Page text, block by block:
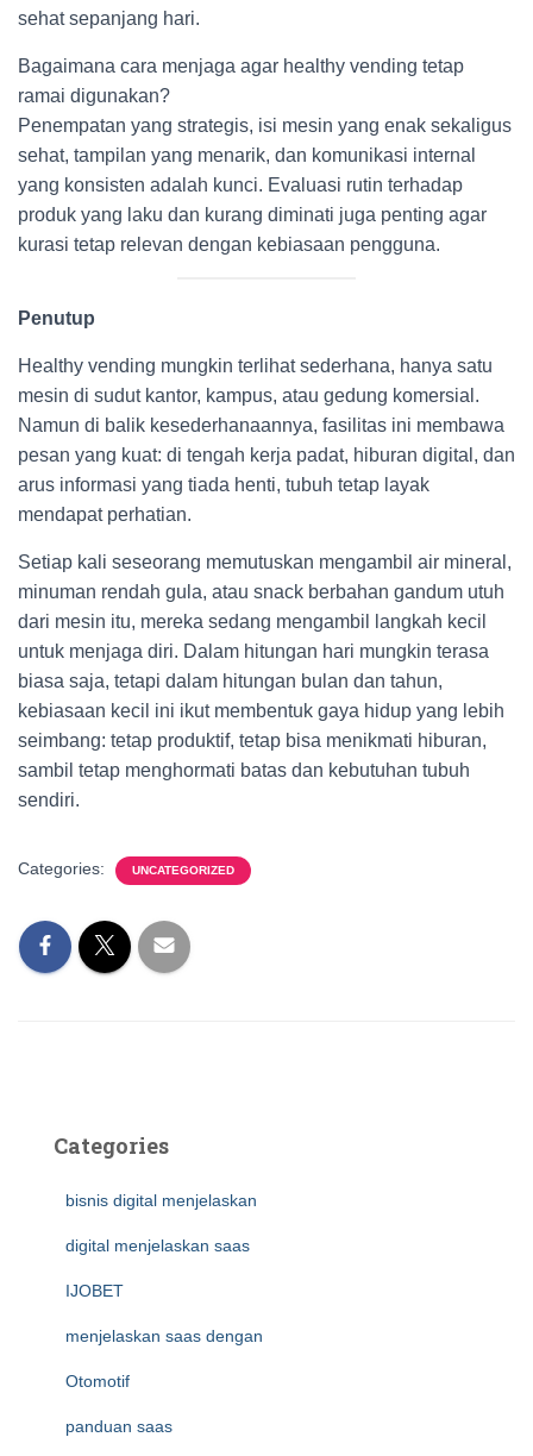
sehat sepanjang hari.
Bagaimana cara menjaga agar healthy vending tetap
ramai digunakan?
Penempatan yang strategis, isi mesin yang enak sekaligus
sehat, tampilan yang menarik, dan komunikasi internal
yang konsisten adalah kunci. Evaluasi rutin terhadap
produk yang laku dan kurang diminati juga penting agar
kurasi tetap relevan dengan kebiasaan pengguna.
Penutup
Healthy vending mungkin terlihat sederhana, hanya satu
mesin di sudut kantor, kampus, atau gedung komersial.
Namun di balik kesederhanaannya, fasilitas ini membawa
pesan yang kuat: di tengah kerja padat, hiburan digital, dan
arus informasi yang tiada henti, tubuh tetap layak
mendapat perhatian.
Setiap kali seseorang memutuskan mengambil air mineral,
minuman rendah gula, atau snack berbahan gandum utuh
dari mesin itu, mereka sedang mengambil langkah kecil
untuk menjaga diri. Dalam hitungan hari mungkin terasa
biasa saja, tetapi dalam hitungan bulan dan tahun,
kebiasaan kecil ini ikut membentuk gaya hidup yang lebih
seimbang: tetap produktif, tetap bisa menikmati hiburan,
sambil tetap menghormati batas dan kebutuhan tubuh
sendiri.
Categories: UNCATEGORIZED
Categories
bisnis digital menjelaskan
digital menjelaskan saas
IJOBET
menjelaskan saas dengan
Otomotif
panduan saas